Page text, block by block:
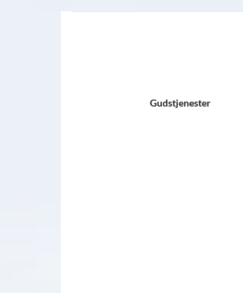
Gudstjenester